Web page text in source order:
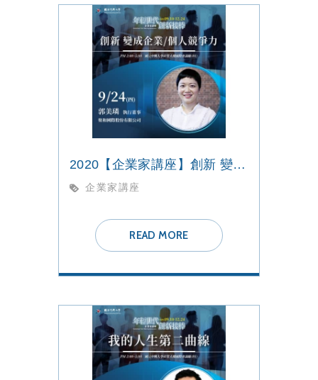
2020【企業家講座】創新 變成企業/個人競爭力
企業家講座
READ MORE